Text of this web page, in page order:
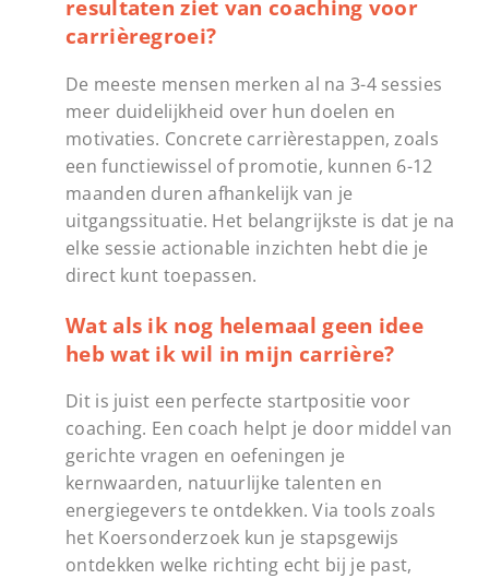
resultaten ziet van coaching voor
carrièregroei?
De meeste mensen merken al na 3-4 sessies
meer duidelijkheid over hun doelen en
motivaties. Concrete carrièrestappen, zoals
een functiewissel of promotie, kunnen 6-12
maanden duren afhankelijk van je
uitgangssituatie. Het belangrijkste is dat je na
elke sessie actionable inzichten hebt die je
direct kunt toepassen.
Wat als ik nog helemaal geen idee
heb wat ik wil in mijn carrière?
Dit is juist een perfecte startpositie voor
coaching. Een coach helpt je door middel van
gerichte vragen en oefeningen je
kernwaarden, natuurlijke talenten en
energiegevers te ontdekken. Via tools zoals
het Koersonderzoek kun je stapsgewijs
ontdekken welke richting echt bij je past,